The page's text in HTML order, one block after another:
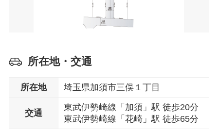
所在地・交通
所在地 埼玉県加須市三俣１丁目
交通
東武伊勢崎線「加須」駅 徒歩20分
東武伊勢崎線「花崎」駅 徒歩65分